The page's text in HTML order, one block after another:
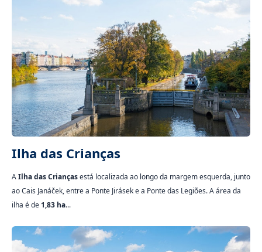
Ilha das Crianças
AIlha das Criançasestá localizada ao longo da margem esquerda, junto
ao Cais Janáček, entre a Ponte Jirásek e a Ponte das Legiões. A área da
ilha é de 1,83 ha...